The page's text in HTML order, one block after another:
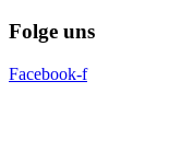
Folge uns
Facebook-f